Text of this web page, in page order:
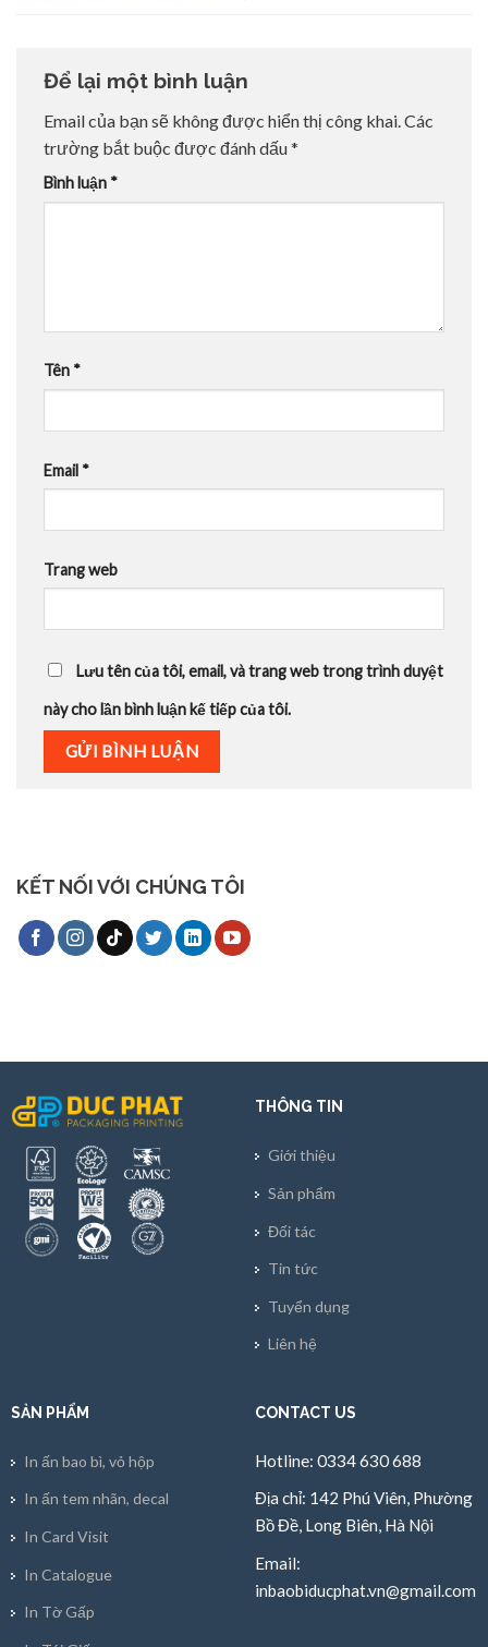
Để lại một bình luận
Email của bạn sẽ không được hiển thị công khai.Các
trường bắt buộc được đánh dấu*
Bình luận *
Tên *
Email *
Trang web
Lưu tên của tôi, email, và trang web trong trình duyệt
này cho lần bình luận kế tiếp của tôi.
KẾT NỐI VỚI CHÚNG TÔI
THÔNG TIN
Giới thiệu
Sản phẩm
Đối tác
Tin tức
Tuyển dụng
Liên hệ
SẢN PHẨM
In ấn bao bì, vỏ hộp
In ấn tem nhãn, decal
In Card Visit
In Catalogue
In Tờ Gấp
CONTACT US
Hotline: 0334 630 688
Địa chỉ: 142 Phú Viên, Phường
Bồ Đề, Long Biên, Hà Nội
Email:
inbaobiducphat.vn@gmail.com